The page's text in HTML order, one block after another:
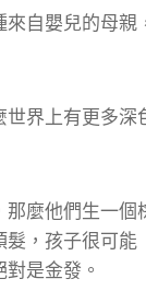
來自嬰兒的母親
界上有更多深
麼他們生一個
，孩子很可能
是金發。